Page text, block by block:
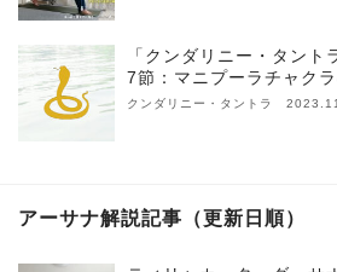
「クンダリニー・タン
7節：マニプーラチャク
クンダリニー・タントラ
アーサナ解説記事（更新日順）